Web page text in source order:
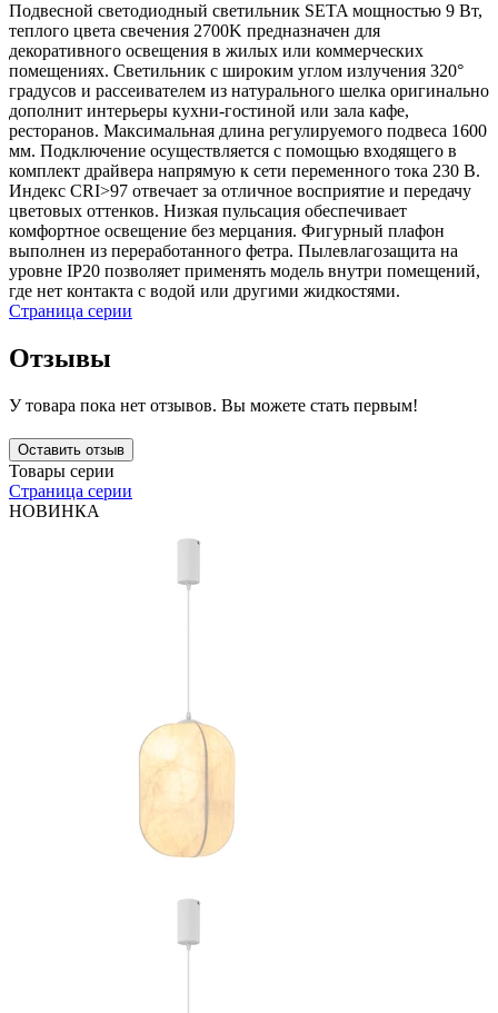
Подвесной светодиодный светильник SETA мощностью 9 Вт,
теплого цвета свечения 2700K предназначен для
декоративного освещения в жилых или коммерческих
помещениях. Светильник с широким углом излучения 320°
градусов и рассеивателем из натурального шелка оригинально
дополнит интерьеры кухни-гостиной или зала кафе,
ресторанов. Максимальная длина регулируемого подвеса 1600
мм. Подключение осуществляется с помощью входящего в
комплект драйвера напрямую к сети переменного тока 230 В.
Индекс CRI>97 отвечает за отличное восприятие и передачу
цветовых оттенков. Низкая пульсация обеспечивает
комфортное освещение без мерцания. Фигурный плафон
выполнен из переработанного фетра. Пылевлагозащита на
уровне IP20 позволяет применять модель внутри помещений,
где нет контакта с водой или другими жидкостями.
Страница серии
Отзывы
У товара пока нет отзывов. Вы можете стать первым!
Оставить отзыв
Товары серии
Страница серии
НОВИНКА